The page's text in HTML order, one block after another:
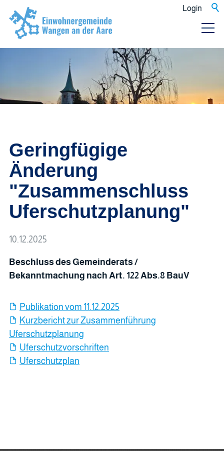
Login
Geringfügige
Änderung
"Zusammenschluss
Uferschutzplanung"
10.12.2025
Beschluss des Gemeinderats /
Bekanntmachung nach Art. 122 Abs.8 BauV
Publikation vom 11.12.2025
Kurzbericht zur Zusammenführung
Uferschutzplanung
Uferschutzvorschriften
Uferschutzplan